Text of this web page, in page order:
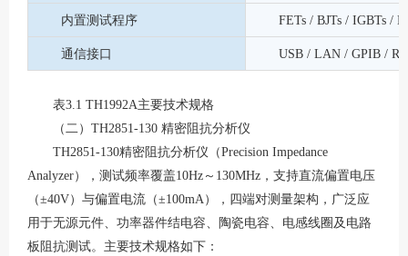
内置测试程序 FETs / BJTs / IGBTs /
通信接口 USB / LAN / GPIB /
表3.1 TH1992A主要技术规格
（二） TH2851-130 精密阻抗分析仪
TH2851-130精密阻抗分析仪（Precision Impedance
Analyzer），测试频率覆盖10Hz～130MHz，支持直流偏置电压
（±40V）与偏置电流（±100mA），四端对测量架构，广泛应
用于无源元件、功率器件结电容、陶瓷电容、电感线圈及电路
板阻抗测试。主要技术规格如下：